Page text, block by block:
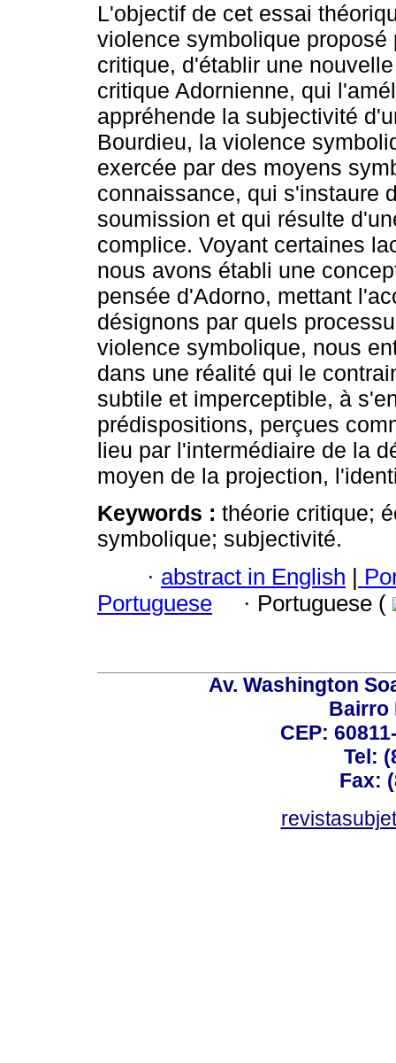
L'objectif de cet essai
violence symbolique
critique, d'établir une
critique Adornienne, qui
appréhende la subjectivité
Bourdieu, la violence
exercée par des moyens
connaissance, qui s'instaure
soumission et qui résulte
complice. Voyant certaines
nous avons établi une
pensée d'Adorno, mettant
désignons par quels
violence symbolique, nous
dans une réalité qui le
subtile et imperceptible, à
prédispositions, perçues
lieu par l'intermédiaire de la
moyen de la projection,
Keywords : théorie critique;
symbolique; subjectivité.
· abstract in English |
Portuguese
· Portuguese (
Av. Washington
Bairro
CEP:
Tel:
Fax: